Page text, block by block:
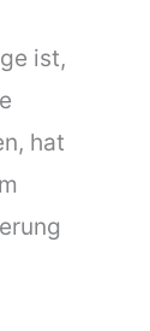
ist,
hat